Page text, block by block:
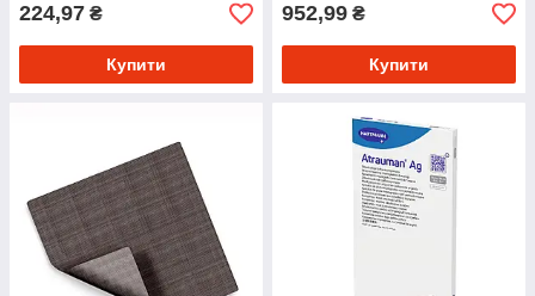
224,97 ₴
Купити
952,99 ₴
Купити